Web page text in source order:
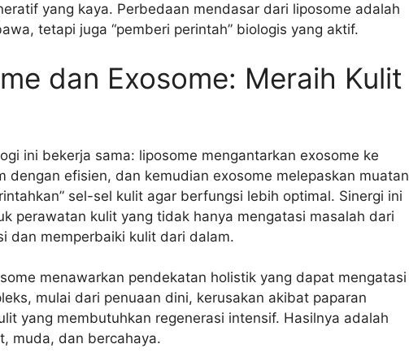
yang kaya. Perbedaan mendasar dari liposome adalah
tetapi juga “pemberi perintah” biologis yang aktif.
dan Exosome: Meraih Kulit
ini bekerja sama: liposome mengantarkan exosome ke
dengan efisien, dan kemudian exosome melepaskan muatan
sel-sel kulit agar berfungsi lebih optimal. Sinergi ini
perawatan kulit yang tidak hanya mengatasi masalah dari
dan memperbaiki kulit dari dalam.
menawarkan pendekatan holistik yang dapat mengatasi
mulai dari penuaan dini, kerusakan akibat paparan
yang membutuhkan regenerasi intensif. Hasilnya adalah
muda, dan bercahaya.